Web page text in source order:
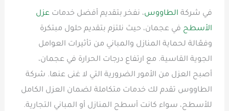
في شركة الطاووس، نفخر بتقديم أفضل خدماتعزل
الأسطح في عجمان، حيث نلتزم بتقديم حلول مبتكرة
وفعّالة لحماية المنازل والمباني من تأثيرات العوامل
الجوية القاسية. مع ارتفاع درجات الحرارة في عجمان،
أصبح العزل من الأمور الضرورية التي لا غنى عنها. شركة
الطاووس تقدم لك خدمات متكاملة لضمان العزل الكامل
للأسطح، سواء كانت أسطح المنازل أو المباني التجارية.